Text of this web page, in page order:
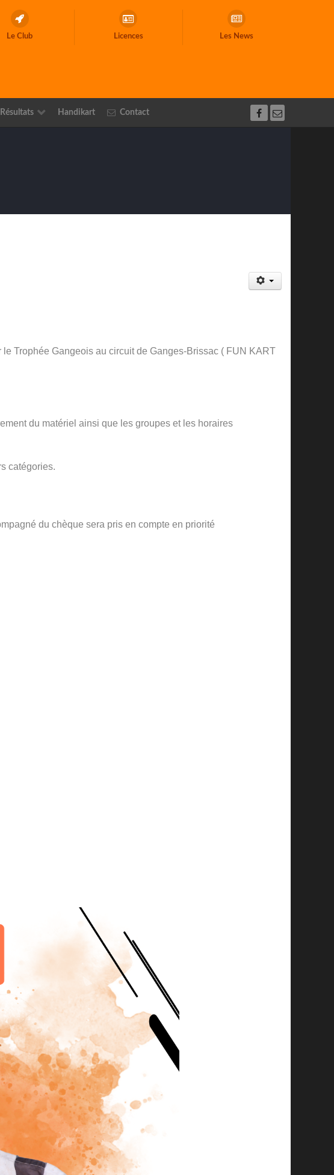
Le Club Licences Les News
Handikart Contact
Trophée Gangeois au circuit de Ganges-Brissac ( FUN KART
du matériel ainsi que les groupes et les horaires
catégories.
du chèque sera pris en compte en priorité